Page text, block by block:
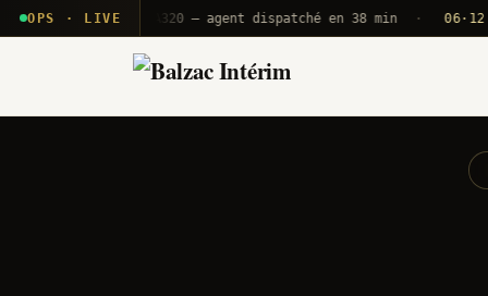
OPS · LIVE
T2E · B71 Push A320 — agent dispatché en 38 min · 06·12 UTC